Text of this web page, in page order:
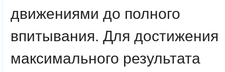
движениями до полного
впитывания. Для достижения
максимального результата